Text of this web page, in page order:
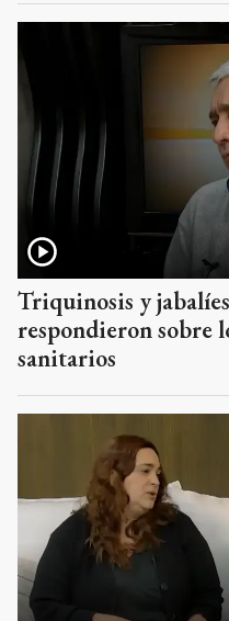
Triquinosis y
respondieron sobre
sanitarios